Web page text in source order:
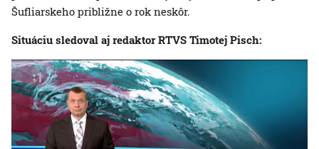
Šufliarskeho približne o rok neskôr.
Situáciu sledoval aj redaktor RTVS Timotej Pisch: